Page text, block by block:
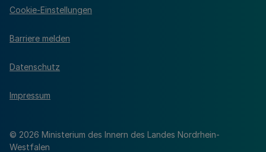
© 2026 Ministerium des Innern des Landes Nordrhein-
Westfalen
Cookie-Einstellungen
Barriere melden
Datenschutz
Impressum